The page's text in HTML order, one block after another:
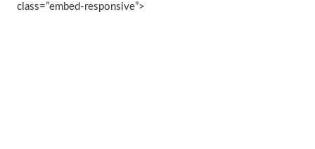
class=”embed-responsive”>